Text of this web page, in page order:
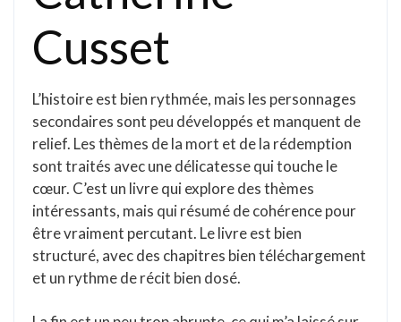
Cusset
L’histoire est bien rythmée, mais les personnages
secondaires sont peu développés et manquent de
relief. Les thèmes de la mort et de la rédemption
sont traités avec une délicatesse qui touche le
cœur. C’est un livre qui explore des thèmes
intéressants, mais qui résumé de cohérence pour
être vraiment percutant. Le livre est bien
structuré, avec des chapitres bien téléchargement
et un rythme de récit bien dosé.